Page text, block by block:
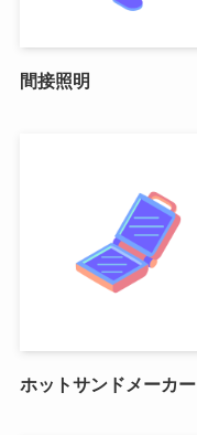
間接照明
ホットサンドメーカー